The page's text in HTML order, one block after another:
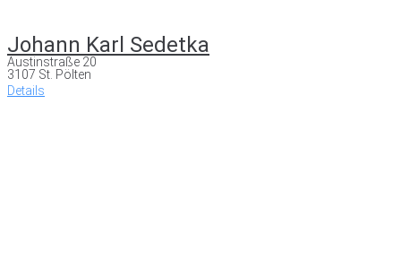
Johann Karl Sedetka
Austinstraße 20
3107 St. Pölten
Details